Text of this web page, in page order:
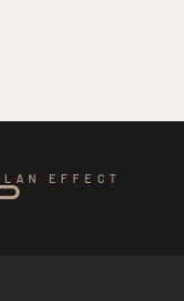
EFFECT